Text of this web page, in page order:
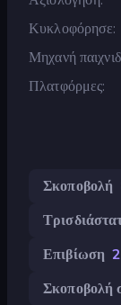
Κυκλοφόρησε
Μηχανή
Πλατφόρμες
Σκοποβολή
Επιβίωση